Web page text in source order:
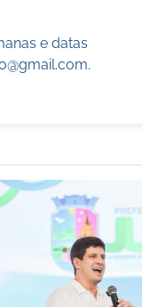
e datas
.